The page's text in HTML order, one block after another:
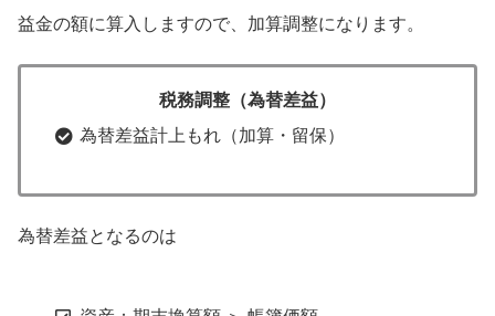
益金の額に算入しますので、加算調整になります。
税務調整（為替差益）
為替差益計上もれ（加算・留保）
為替差益となるのは